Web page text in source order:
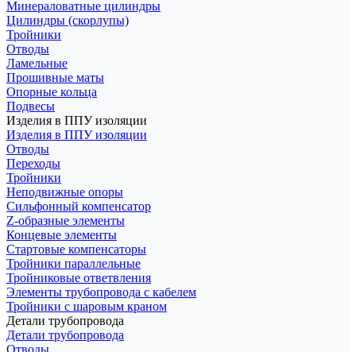
Минераловатные цилиндры
Цилиндры (скорлупы)
Тройники
Отводы
Ламельные
Прошивные маты
Опорные кольца
Подвесы
Изделия в ППУ изоляции
Изделия в ППУ изоляции
Отводы
Переходы
Тройники
Неподвижные опоры
Cильфонный компенсатор
Z-образные элементы
Концевые элементы
Стартовые компенсаторы
Тройники параллельные
Тройниковые ответвления
Элементы трубопровода с кабелем
Тройники с шаровым краном
Детали трубопровода
Детали трубопровода
Отводы